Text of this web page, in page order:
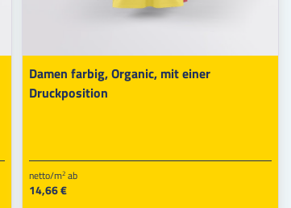
Damen farbig, Organic, mit einer
Druckposition
netto/m2ab
14,66 €